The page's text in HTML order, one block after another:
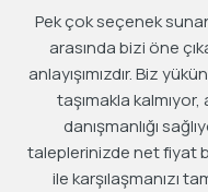
Pek çok seçenek
arasında bizi öne
anlayışımızdır. Biz
taşımakla
danışmanlığı
taleplerinizde net fiyat
ile karşılaşmanızı